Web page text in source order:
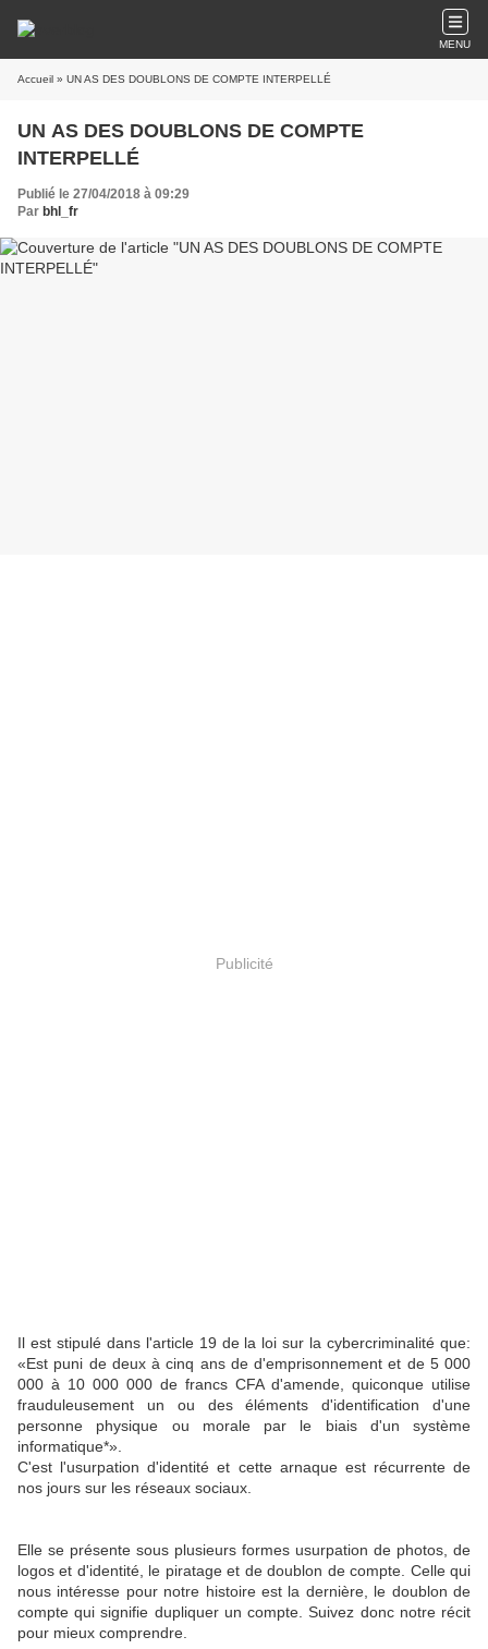
MENU
Accueil » UN AS DES DOUBLONS DE COMPTE INTERPELLÉ
UN AS DES DOUBLONS DE COMPTE
INTERPELLÉ
Publié le 27/04/2018 à 09:29
Par bhl_fr
Publicité
Il est stipulé dans l'article 19 de la loi sur la cybercriminalité que:
«Est puni de deux à cinq ans de d'emprisonnement et de 5 000
000 à 10 000 000 de francs CFA d'amende, quiconque utilise
frauduleusement un ou des éléments d'identification d'une
personne physique ou morale par le biais d'un système
informatique*».
C'est l'usurpation d'identité et cette arnaque est récurrente de
nos jours sur les réseaux sociaux.
Elle se présente sous plusieurs formes usurpation de photos, de
logos et d'identité, le piratage et de doublon de compte. Celle qui
nous intéresse pour notre histoire est la dernière, le doublon de
compte qui signifie dupliquer un compte. Suivez donc notre récit
pour mieux comprendre.